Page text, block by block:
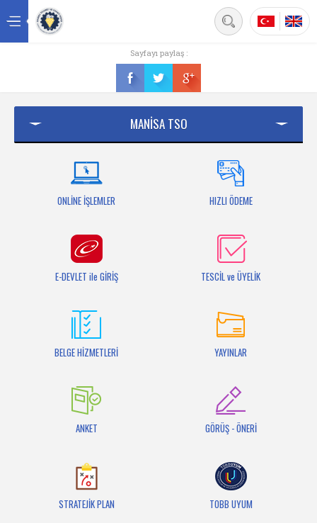
Üyelik
Bilgi Bankası
Sayfayı paylaş :
MANİSA TSO
ONLİNE İŞLEMLER HIZLI ÖDEME
E-DEVLET ile GİRİŞ TESCİL ve ÜYELİK
BELGE HİZMETLERİ YAYINLAR
ANKET GÖRÜŞ - ÖNERİ
STRATEJİK PLAN TOBB UYUM